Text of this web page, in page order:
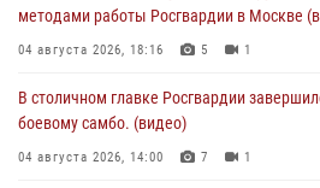
методами работы Росгвардии в Москве
04 августа 2026, 18:16 5 1
В столичном главке Росгвардии
боевому самбо. (видео)
04 августа 2026, 14:00 7 1